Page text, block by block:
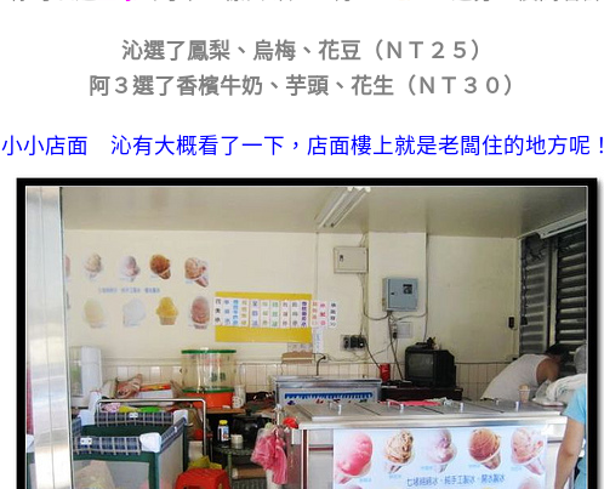
沁選了鳳梨、烏梅、花豆（ＮＴ２５）
阿３選了香檳牛奶、芋頭、花生（ＮＴ３０）
小小店面 沁有大概看了一下，店面樓上就是老闆住的地方呢！